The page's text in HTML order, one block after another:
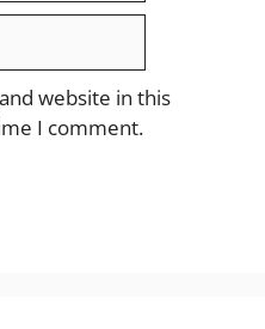
website in this
I comment.